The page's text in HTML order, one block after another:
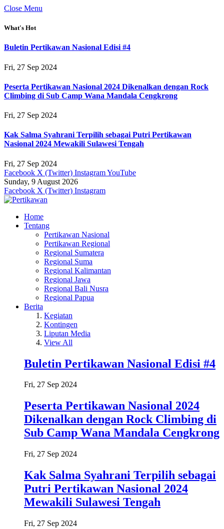
Close Menu
What's Hot
Buletin Pertikawan Nasional Edisi #4
Fri, 27 Sep 2024
Peserta Pertikawan Nasional 2024 Dikenalkan dengan Rock
Climbing di Sub Camp Wana Mandala Cengkrong
Fri, 27 Sep 2024
Kak Salma Syahrani Terpilih sebagai Putri Pertikawan
Nasional 2024 Mewakili Sulawesi Tengah
Fri, 27 Sep 2024
Facebook X (Twitter) InstagramYouTube
Sunday, 9 August 2026
Facebook X (Twitter) Instagram
Home
Tentang
Pertikawan Nasional
Pertikawan Regional
Regional Sumatera
Regional Suma
Regional Kalimantan
Regional Jawa
Regional Bali Nusra
Regional Papua
Berita
Kegiatan
Kontingen
Liputan Media
View All
Buletin Pertikawan Nasional Edisi #4
Fri, 27 Sep 2024
Peserta Pertikawan Nasional 2024
Dikenalkan dengan Rock Climbing di
Sub Camp Wana Mandala Cengkrong
Fri, 27 Sep 2024
Kak Salma Syahrani Terpilih sebagai
Putri Pertikawan Nasional 2024
Mewakili Sulawesi Tengah
Fri, 27 Sep 2024